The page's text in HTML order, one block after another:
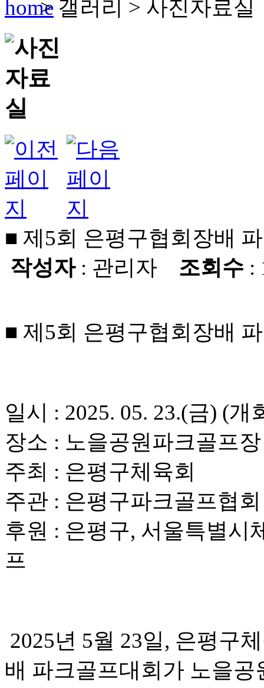
> 갤러리 > 사진자료실
■ 제5회 은평구협회장배
작성자: 관리자 조회수 :
■ 제5회 은평구협회장배
일시 : 2025. 05. 23.(금) (개
장소 : 노을공원파크골프장
주최 : 은평구체육회
주관 : 은평구파크골프협회
후원 : 은평구, 서울특별시
프
2025년 5월 23일, 은평구
배 파크골프대회가 노을